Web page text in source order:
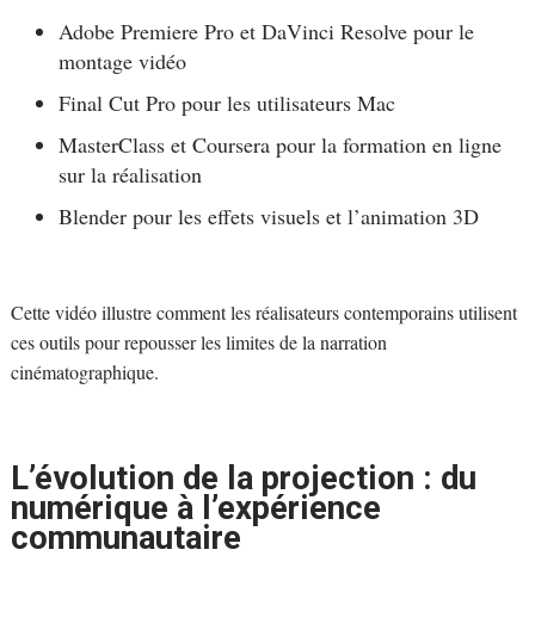
Adobe Premiere Pro et DaVinci Resolve pour le
montage vidéo
Final Cut Pro pour les utilisateurs Mac
MasterClass et Coursera pour la formation en ligne
sur la réalisation
Blender pour les effets visuels et l’animation 3D
Cette vidéo illustre comment les réalisateurs contemporains utilisent
ces outils pour repousser les limites de la narration
cinématographique.
L’évolution de la projection : du
numérique à l’expérience
communautaire